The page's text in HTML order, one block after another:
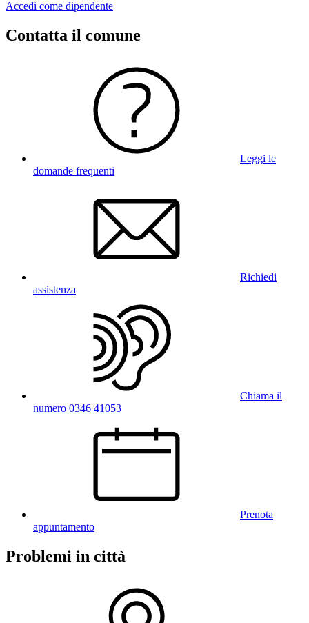
Accedi come dipendente
Contatta il comune
Leggi le
domande frequenti
Richiedi
assistenza
Chiama il
numero 0346 41053
Prenota
appuntamento
Problemi in città